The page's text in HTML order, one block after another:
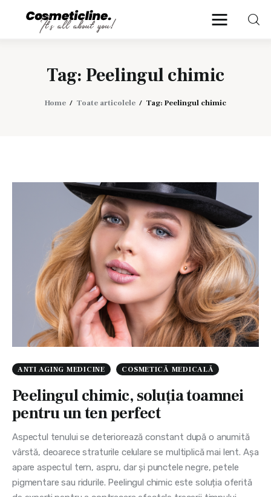
Tag: Peelingul chimic
Home Toate articolele Tag: Peelingul chimic
CosmeticLine.
Anti Aging Medicine
ANTI AGING MEDICINE COSMETICĂ MEDICALĂ
Peelingul chimic, soluția toamnei
pentru un ten perfect
Aspectul tenului se deteriorează constant după o anumită
vârstă, deoarece straturile celulare se multiplică mai lent. Așa
apare aspectul tern, aspru, dar și punctele negre, petele
pigmentare sau ridurile. Peelingul chimic este soluția oferită